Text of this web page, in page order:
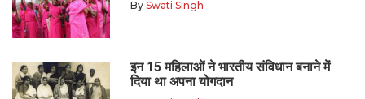
By Swati Singh
इन 15 महिलाओं ने भारतीय संविधान बनाने में
दिया था अपना योगदान